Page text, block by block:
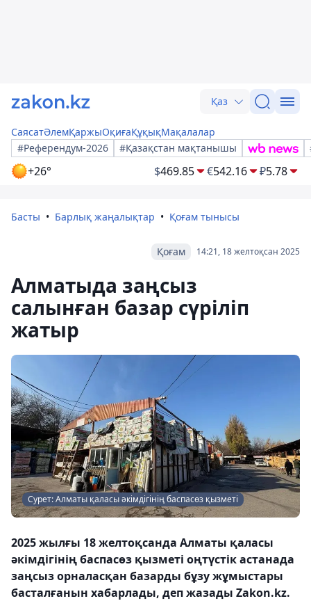
Қаз
СаясатӘлемҚаржыОқиғаҚұқықМақалалар
#Референдум-2026
#Қазақстан мақтанышы
+26° $469.85 €542.16 ₽5.78
Басты Барлық жаңалықтар Қоғам тынысы
14:21, 18 желтоқсан 2025
Қоғам
Алматыда заңсыз
салынған базар сүріліп
жатыр
Сурет: Алматы қаласы әкімдігінің баспасөз қызметі
2025 жылғы 18 желтоқсанда Алматы қаласы
әкімдігінің баспасөз қызметі оңтүстік астанада
заңсыз орналасқан базарды бұзу жұмыстары
басталғанын хабарлады, деп жазады Zakon.kz.